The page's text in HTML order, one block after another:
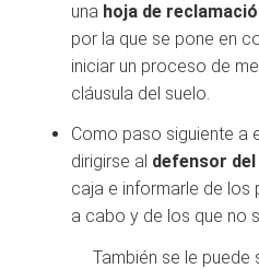
una hoja de
por la que se pone en
iniciar un proceso de
cláusula del suelo.
Como paso siguiente a
dirigirse al defensor
caja e informarle de los
a cabo y de los que no
También se le puede